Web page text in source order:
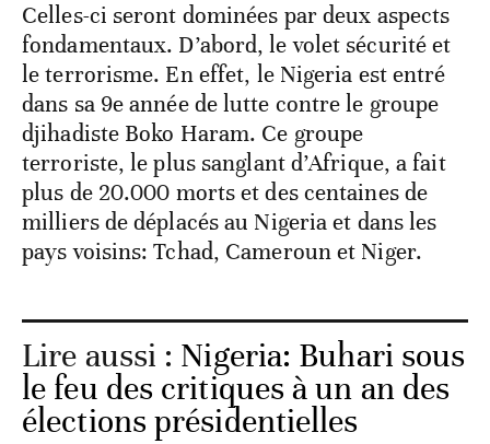
Celles-ci seront dominées par deux aspects
fondamentaux. D’abord, le volet sécurité et
le terrorisme. En effet, le Nigeria est entré
dans sa 9e année de lutte contre le groupe
djihadiste Boko Haram. Ce groupe
terroriste, le plus sanglant d’Afrique, a fait
plus de 20.000 morts et des centaines de
milliers de déplacés au Nigeria et dans les
pays voisins: Tchad, Cameroun et Niger.
Lire aussi : Nigeria: Buhari sous
le feu des critiques à un an des
élections présidentielles